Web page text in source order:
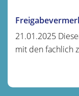
21.01.2025
mit den fachlich